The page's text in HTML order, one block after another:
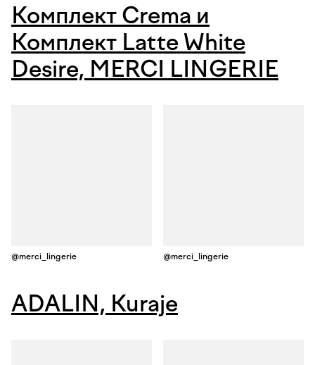
Комплект Crema и
Комплект Latte White
Desire, MERCI LINGERIE
@merci_lingerie @merci_lingerie
ADALIN, Kuraje